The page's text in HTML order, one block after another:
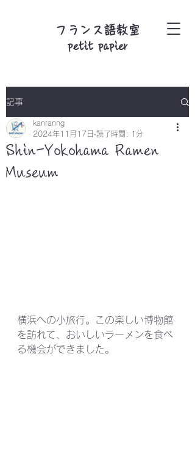
フランス語教室
petit papier
記事
Shin-Yokohama Ramen
Museum
kanranng
2024年11月17日 読了時間: 1分
横浜への小旅行。この楽しい博物館
を訪れて、おいしいラーメンを食べ
る機会ができました。